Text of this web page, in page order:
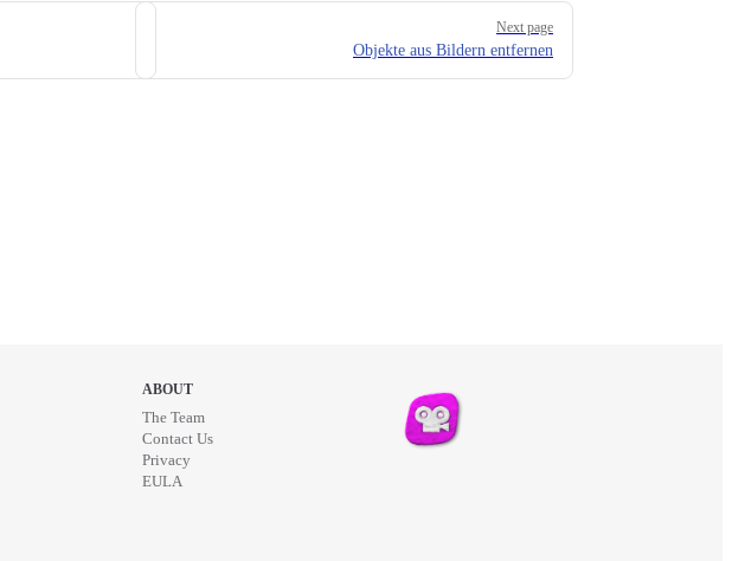
Next page
Objekte aus Bildern entfernen
ABOUT
The Team
Contact Us
Privacy
EULA